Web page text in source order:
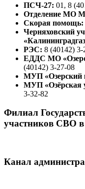
ПСЧ-27: 01, 8
Отделение МО
Скорая помощь:
Черняховский
РЭС: 8 (40142) 3-
ЕДДС МО
(40142) 3-27-08
МУП «Озерский
МУП «Озёрская
3-32-82
Филиал
участников СВО в
Канал